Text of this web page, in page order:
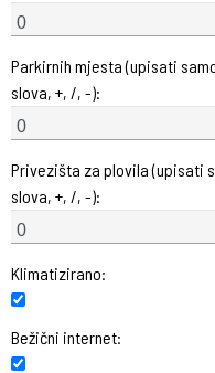
Parkirnih mjesta (upisati
slova, +, /, -):
Privezišta za plovila (upisati
slova, +, /, -):
Klimatizirano:
Bežični internet: